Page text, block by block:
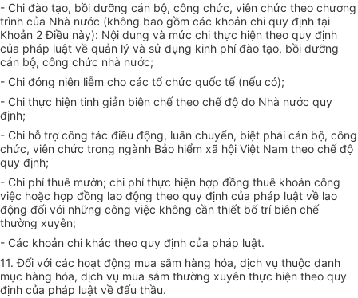
- Chi đào tạo, bồi dưỡng cán bộ, công chức, viên chức theo chương
trình của Nhà nước (không bao gồm các khoản chi quy định tại
Khoản 2 Điều này): Nội dung và mức chi thực hiện theo quy định
của pháp luật về quản lý và sử dụng kinh phí đào tạo, bồi dưỡng
cán bộ, công chức nhà nước;
- Chi đóng niên liễm cho các tổ chức quốc tế (nếu có);
- Chi thực hiện tinh giản biên chế theo chế độ do Nhà nước quy
định;
- Chi hỗ trợ công tác điều động, luân chuyển, biệt phái cán bộ, công
chức, viên chức trong ngành Bảo hiểm xã hội Việt Nam theo chế độ
quy định;
- Chi phí thuê mướn; chi phí thực hiện hợp đồng thuê khoán công
việc hoặc hợp đồng lao động theo quy định của pháp luật về lao
động đối với những công việc không cần thiết bố trí biên chế
thường xuyên;
- Các khoản chi khác theo quy định của pháp luật.
11. Đối với các hoạt động mua sắm hàng hóa, dịch vụ thuộc danh
mục hàng hóa, dịch vụ mua sắm thường xuyên thực hiện theo quy
định của pháp luật về đấu thầu.